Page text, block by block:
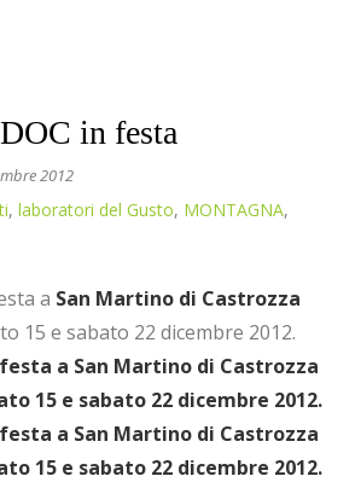
in festa
2012
, laboratori del Gusto, MONTAGNA,
a San Martino di Castrozza
15 e sabato 22 dicembre 2012.
a San Martino di Castrozza
15 e sabato 22 dicembre 2012.
a San Martino di Castrozza
15 e sabato 22 dicembre 2012.